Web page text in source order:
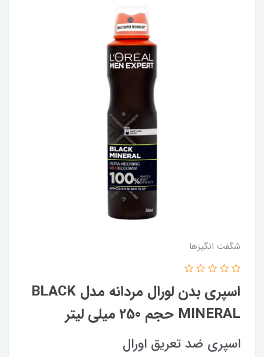
شگفت انگيزها
اسپری بدن لورال مردانه مدل BLACK
MINERAL حجم 250 میلی لیتر
اسپری ضد تعریق اورال